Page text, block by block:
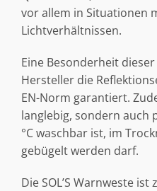
vor allem in Situationen
Lichtverhältnissen.
Eine Besonderheit
Hersteller die
EN-Norm garantiert.
langlebig, sondern auch
°C waschbar ist, im
gebügelt werden darf.
Die SOL’S Warnweste